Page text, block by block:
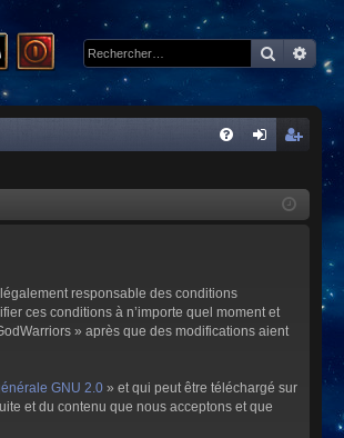
cri
responsable des conditions
ces conditions à n’importe quel moment et
» après que des modifications aient
GNU 2.0 » et qui peut être téléchargé sur
et du contenu que nous acceptons et que